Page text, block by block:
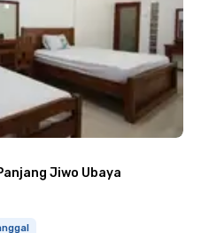
Jiwo Ubaya